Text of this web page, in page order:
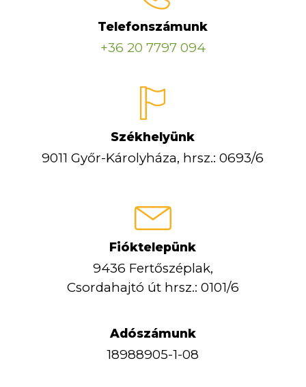
Telefonszámunk
+36 20 7797 094
Székhelyünk
9011 Győr-Károlyháza, hrsz.: 0693/6
Fióktelepünk
9436 Fertőszéplak,
Csordahajtó út hrsz.: 0101/6
Adószámunk
18988905-1-08